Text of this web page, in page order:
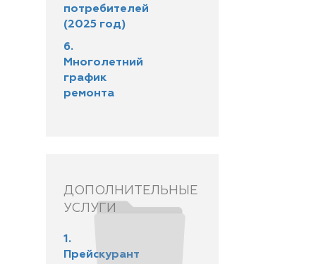
потребителей
(2025 год)
6.
Многолетний
график
ремонта
ДОПОЛНИТЕЛЬНЫЕ
УСЛУГИ
1.
Прейскурант